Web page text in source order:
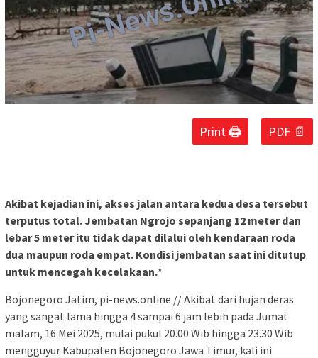
Print 🖨 PDF 📄
Akibat kejadian ini, akses jalan antara kedua desa tersebut
terputus total. Jembatan Ngrojo sepanjang 12 meter dan
lebar 5 meter itu tidak dapat dilalui oleh kendaraan roda
dua maupun roda empat. Kondisi jembatan saat ini ditutup
untuk mencegah kecelakaan.*
Bojonegoro Jatim, pi-news.online // Akibat dari hujan deras
yang sangat lama hingga 4 sampai 6 jam lebih pada Jumat
malam, 16 Mei 2025, mulai pukul 20.00 Wib hingga 23.30 Wib
mengguyur Kabupaten Bojonegoro Jawa Timur, kali ini